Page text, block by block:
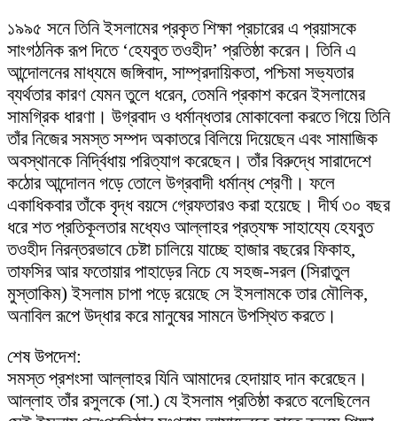
১৯৯৫ সনে তিনি ইসলামের প্রকৃত শিক্ষা প্রচারের এ প্রয়াসকে
সাংগঠনিক রূপ দিতে ‘হেযবুত তওহীদ’ প্রতিষ্ঠা করেন। তিনি এ
আন্দোলনের মাধ্যমে জঙ্গিবাদ, সাম্প্রদায়িকতা, পশ্চিমা সভ্যতার
ব্যর্থতার কারণ যেমন তুলে ধরেন, তেমনি প্রকাশ করেন ইসলামের
সামগ্রিক ধারণা। উগ্রবাদ ও ধর্মান্ধতার মোকাবেলা করতে গিয়ে তিনি
তাঁর নিজের সমস্ত সম্পদ অকাতরে বিলিয়ে দিয়েছেন এবং সামাজিক
অবস্থানকে নির্দ্বিধায় পরিত্যাগ করেছেন। তাঁর বিরুদ্ধে সারাদেশে
কঠোর আন্দোলন গড়ে তোলে উগ্রবাদী ধর্মান্ধ শ্রেণী। ফলে
একাধিকবার তাঁকে বৃদ্ধ বয়সে গ্রেফতারও করা হয়েছে। দীর্ঘ ৩০ বছর
ধরে শত প্রতিকূলতার মধ্যেও আল্লাহর প্রত্যক্ষ সাহায্যে হেযবুত
তওহীদ নিরন্তরভাবে চেষ্টা চালিয়ে যাচ্ছে হাজার বছরের ফিকাহ,
তাফসির আর ফতোয়ার পাহাড়ের নিচে যে সহজ-সরল (সিরাতুল
মুস্তাকিম) ইসলাম চাপা পড়ে রয়েছে সে ইসলামকে তার মৌলিক,
অনাবিল রূপে উদ্ধার করে মানুষের সামনে উপস্থিত করতে।
শেষ উপদেশ:
সমস্ত প্রশংসা আল্লাহর যিনি আমাদের হেদায়াহ দান করেছেন।
আল্লাহ তাঁর রসুলকে (সা.) যে ইসলাম প্রতিষ্ঠা করতে বলেছিলেন